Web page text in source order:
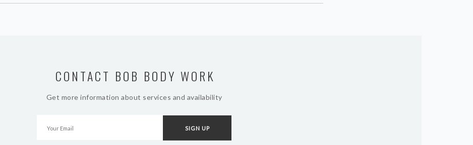
CONTACT BOB BODY WORK
Get more information about services and availability